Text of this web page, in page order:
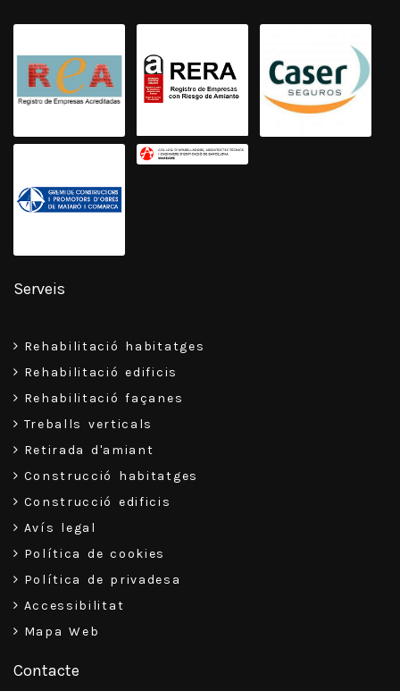
Serveis
Rehabilitació habitatges
Rehabilitació edificis
Rehabilitació façanes
Treballs verticals
Retirada d'amiant
Construcció habitatges
Construcció edificis
Avís legal
Política de cookies
Política de privadesa
Accessibilitat
Mapa Web
Contacte